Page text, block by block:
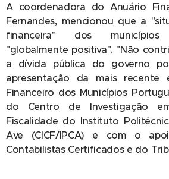
A coordenadora do Anuário
Fernandes, mencionou que a
financeira" dos
"globalmente positiva". "Não
a dívida pública do governo
apresentação da mais recente
Financeiro dos Municípios
do Centro de Investigação
Fiscalidade do Instituto
Ave (CICF/IPCA) e com o
Contabilistas Certificados e do